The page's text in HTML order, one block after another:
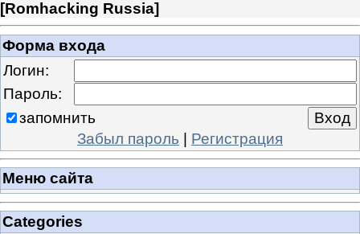
[Romhacking Russia]
Форма входа
Логин:
Пароль:
запомнить
Забыл пароль | Регистрация
Меню сайта
Categories